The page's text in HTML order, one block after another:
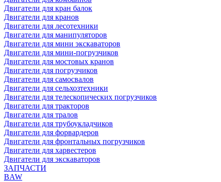
Двигатели для кран балок
Двигатели для кранов
Двигатели для лесотехники
Двигатели для манипуляторов
Двигатели для мини экскаваторов
Двигатели для мини-погрузчиков
Двигатели для мостовых кранов
Двигатели для погрузчиков
Двигатели для самосвалов
Двигатели для сельхозтехники
Двигатели для телескопических погрузчиков
Двигатели для тракторов
Двигатели для тралов
Двигатели для трубоукладчиков
Двигатели для форвардеров
Двигатели для фронтальных погрузчиков
Двигатели для харвестеров
Двигатели для экскаваторов
ЗАПЧАСТИ
BAW